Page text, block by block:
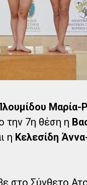
Μαρία-
την 7η θέση η
η Κελεσίδη
στο Σύνθετο